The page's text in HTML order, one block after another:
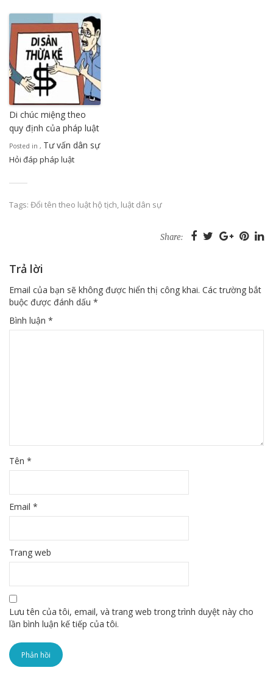
Di chúc miệng theo
quy định của pháp luật
Posted in
Hỏi đáp pháp luật
, Tư vấn dân sự
Tags: Đổi tên theo luật hộ tịch, luật dân sự
Share:
Trả lời
Email của bạn sẽ không được hiển thị công khai. Các trường bắt
buộc được đánh dấu *
Bình luận *
Tên *
Email *
Trang web
Lưu tên của tôi, email, và trang web trong trình duyệt này cho
lần bình luận kế tiếp của tôi.